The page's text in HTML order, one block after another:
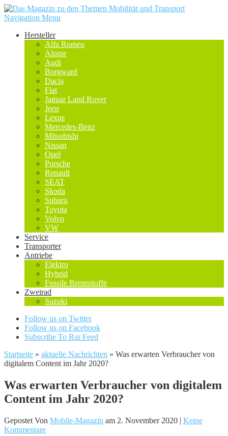
Navigation Menu
Hersteller
Alfa Romeo
Alpine
Audi
Borgward
Dacia
Fiat
Jaguar Land Rover
Jeep
Lexus
Mercedes-Benz
Mitsubishi
Nissan
Opel
Porsche
Renault
SEAT
Skoda
Subaru
Toyota
Volvo
VW
Service
Transporter
Antriebe
Elektro
Hybrid
Fossile Brennstoffe
Zweirad
Suzuki
Follow us on Twitter
Follow us on Facebook
Subscribe To Rss Feed
Startseite » aktuelle Nachrichten » Was erwarten Verbraucher von
digitalem Content im Jahr 2020?
Was erwarten Verbraucher von digitalem
Content im Jahr 2020?
Gepostet Von Mobile-Magazin am 2. November 2020 | Keine
Kommentare